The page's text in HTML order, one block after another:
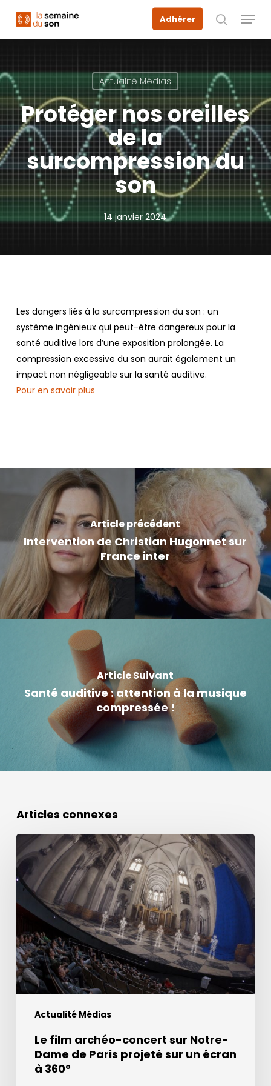
main
Adhérer
recherche
Menu
Actualité Médias
Protéger nos oreilles
de la
surcompression du
son
14 janvier 2024
Les dangers liés à la surcompression du son : un
système ingénieux qui peut-être dangereux pour la
santé auditive lors d’une exposition prolongée. La
compression excessive du son aurait également un
impact non négligeable sur la santé auditive.
Pour en savoir plus
Article précédent
Intervention de Christian Hugonnet sur
France inter
Article Suivant
Santé auditive : attention à la musique
compressée !
Articles connexes
Actualité Médias
film
archéo-
concert
sur
Notre-
Dame
de
Paris
projeté
360°
Le film archéo-concert sur Notre-
Dame de Paris projeté sur un écran
à 360°